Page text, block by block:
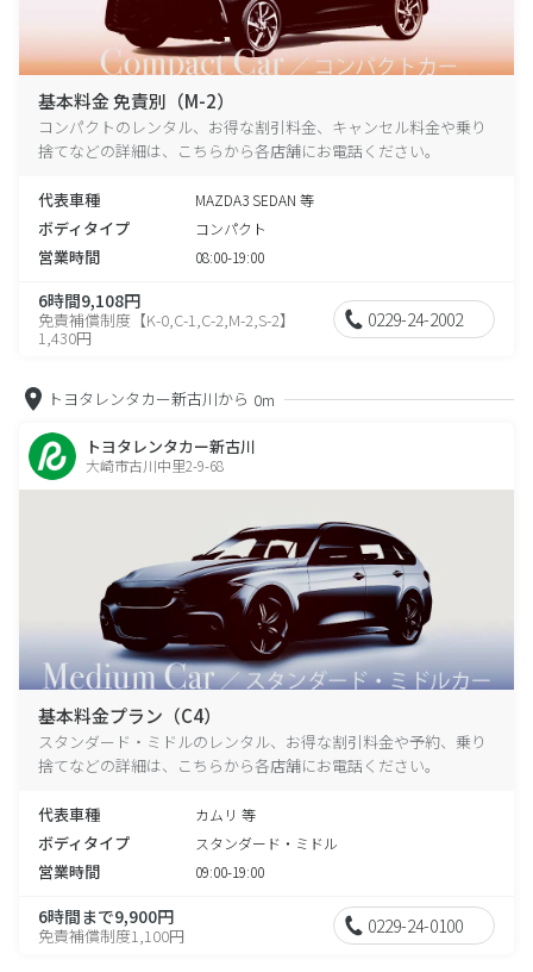
基本料金 免責別（M-2）
コンパクトのレンタル、お得な割引料金、キャンセル料金や乗り
捨てなどの詳細は、こちらから各店舗にお電話ください。
代表車種 MAZDA3 SEDAN 等
ボディタイプ コンパクト
営業時間 08:00-19:00
6時間9,108円
免責補償制度【K-0,C-1,C-2,M-2,S-2】
1,430円
0229-24-2002
トヨタレンタカー新古川から 0m
トヨタレンタカー新古川
大崎市古川中里2-9-68
基本料金プラン（C4）
スタンダード・ミドルのレンタル、お得な割引料金や予約、乗り
捨てなどの詳細は、こちらから各店舗にお電話ください。
代表車種 カムリ 等
ボディタイプ スタンダード・ミドル
営業時間 09:00-19:00
6時間まで9,900円
免責補償制度1,100円 0229-24-0100